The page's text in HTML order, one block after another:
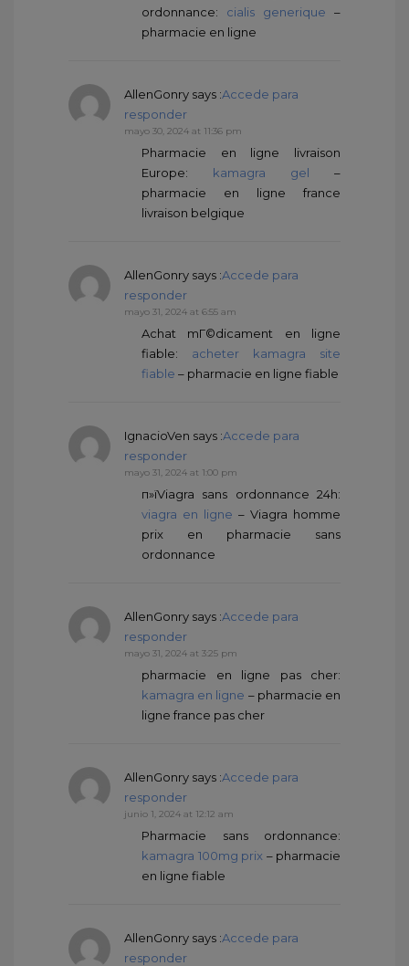
ordonnance: cialis generique –
pharmacie en ligne
AllenGonry says :Accede para
responder
mayo 30, 2024 at 11:36 pm
Pharmacie en ligne livraison
Europe: kamagra gel –
pharmacie en ligne france
livraison belgique
AllenGonry says :Accede para
responder
mayo 31, 2024 at 6:55 am
Achat mГ©dicament en ligne
fiable: acheter kamagra site
fiable – pharmacie en ligne fiable
IgnacioVen says :Accede para
responder
mayo 31, 2024 at 1:00 pm
п»їViagra sans ordonnance 24h:
viagra en ligne – Viagra homme
prix en pharmacie sans
ordonnance
AllenGonry says :Accede para
responder
mayo 31, 2024 at 3:25 pm
pharmacie en ligne pas cher:
kamagra en ligne – pharmacie en
ligne france pas cher
AllenGonry says :Accede para
responder
junio 1, 2024 at 12:12 am
Pharmacie sans ordonnance:
kamagra 100mg prix – pharmacie
en ligne fiable
AllenGonry says :Accede para
responder